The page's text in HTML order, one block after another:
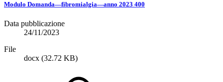
Modulo Domanda—fibromialgia—anno 2023 400
Data pubblicazione
24/11/2023
File
docx (32.72 KB)